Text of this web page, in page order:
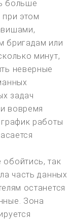
больше
этом
бригадам или
минут,
неверные
задач
вовремя
работы
так
часть данных
останется
Зона